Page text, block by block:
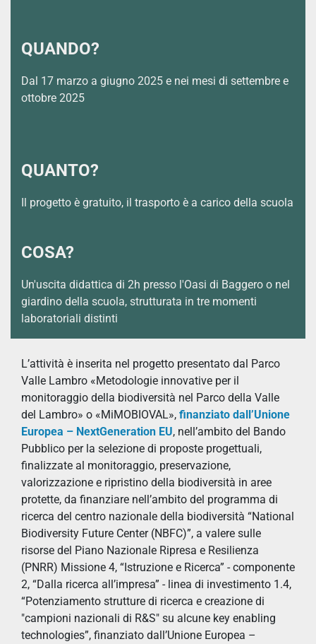
QUANDO?
Dal 17 marzo a giugno 2025 e nei mesi di settembre e
ottobre 2025
QUANTO?
Il progetto è gratuito, il trasporto è a carico della scuola
COSA?
Un'uscita didattica di 2h presso l'Oasi di Baggero o nel
giardino della scuola, strutturata in tre momenti
laboratoriali distinti
L’attività è inserita nel progetto presentato dal Parco
Valle Lambro «Metodologie innovative per il
monitoraggio della biodiversità nel Parco della Valle
del Lambro» o «MiMOBIOVAL», finanziato dall’Unione
Europea – NextGeneration EU, nell’ambito del Bando
Pubblico per la selezione di proposte progettuali,
finalizzate al monitoraggio, preservazione,
valorizzazione e ripristino della biodiversità in aree
protette, da finanziare nell’ambito del programma di
ricerca del centro nazionale della biodiversità “National
Biodiversity Future Center (NBFC)”, a valere sulle
risorse del Piano Nazionale Ripresa e Resilienza
(PNRR) Missione 4, “Istruzione e Ricerca” - componente
2, “Dalla ricerca all’impresa” - linea di investimento 1.4,
“Potenziamento strutture di ricerca e creazione di
"campioni nazionali di R&S" su alcune key enabling
technologies”, finanziato dall’Unione Europea –